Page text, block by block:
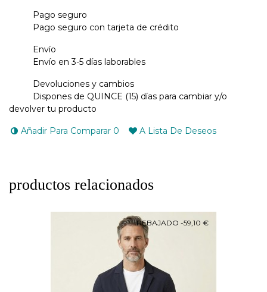
Pago seguro
Pago seguro con tarjeta de crédito
Envío
Envío en 3-5 días laborables
Devoluciones y cambios
Dispones de QUINCE (15) días para cambiar y/o
devolver tu producto
Añadir Para Comparar 0 A Lista De Deseos
productos relacionados
REBAJADO -59,10 €